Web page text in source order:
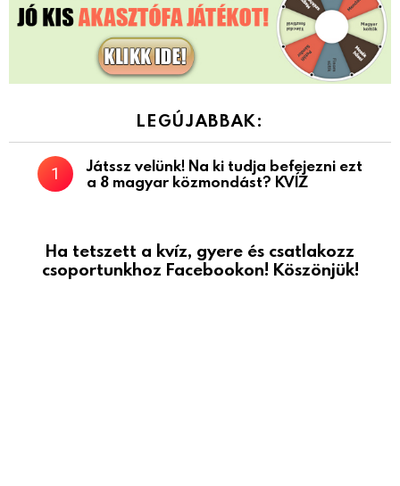
LEGÚJABBAK:
Játssz velünk! Na ki tudja befejezni ezt
a 8 magyar közmondást? KVÍZ
Ha tetszett a kvíz, gyere és csatlakozz
csoportunkhoz Facebookon! Köszönjük!